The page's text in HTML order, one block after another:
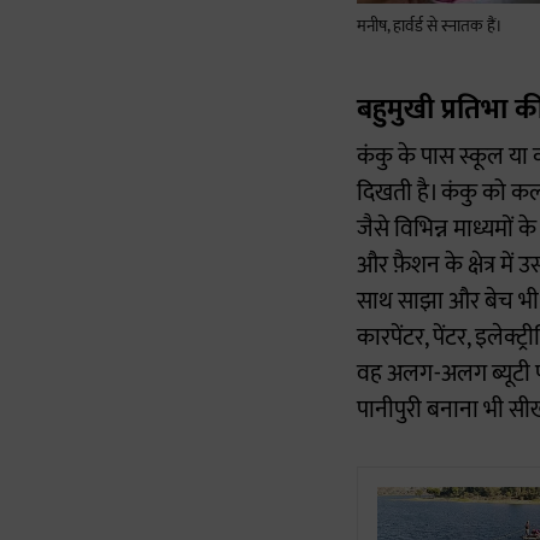
मनीष, हार्वर्ड से स्नातक हैं।
बहुमुखी प्रतिभा
कंकु के पास स्कूल या
दिखती है। कंकु को
जैसे विभिन्न माध्यमों
और फ़ैशन के क्षेत्र में
साथ साझा और बेच
कारपेंटर, पेंटर,
वह अलग-अलग ब्यूटी
पानीपुरी बनाना भी